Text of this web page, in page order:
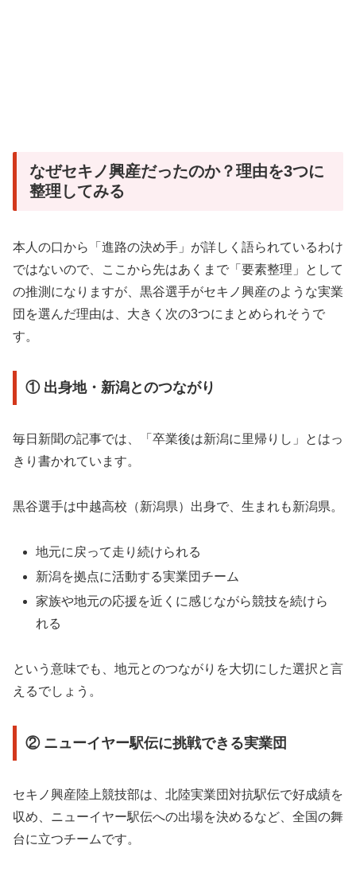
なぜセキノ興産だったのか？理由を3つに
整理してみる
本人の口から「進路の決め手」が詳しく語られているわけ
ではないので、ここから先はあくまで「要素整理」として
の推測になりますが、黒谷選手がセキノ興産のような実業
団を選んだ理由は、大きく次の3つにまとめられそうで
す。
① 出身地・新潟とのつながり
毎日新聞の記事では、「卒業後は新潟に里帰りし」とはっ
きり書かれています。
黒谷選手は中越高校（新潟県）出身で、生まれも新潟県。
地元に戻って走り続けられる
新潟を拠点に活動する実業団チーム
家族や地元の応援を近くに感じながら競技を続けら
れる
という意味でも、地元とのつながりを大切にした選択と言
えるでしょう。
② ニューイヤー駅伝に挑戦できる実業団
セキノ興産陸上競技部は、北陸実業団対抗駅伝で好成績を
収め、ニューイヤー駅伝への出場を決めるなど、全国の舞
台に立つチームです。